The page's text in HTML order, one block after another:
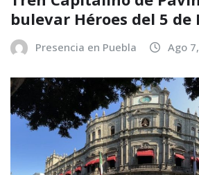
bulevar Héroes del 5 de
Presencia en Puebla Ago